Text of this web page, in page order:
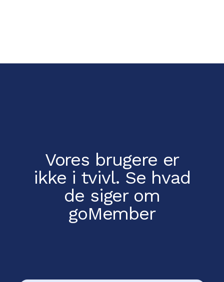
Vores brugere er
ikke i tvivl. Se hvad
de siger om
goMember